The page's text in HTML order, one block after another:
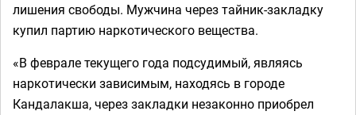
лишения свободы. Мужчина через тайник-закладку
купил партию наркотического вещества.
«В феврале текущего года подсудимый, являясь
наркотически зависимым, находясь в городе
Кандалакша, через закладки незаконно приобрел